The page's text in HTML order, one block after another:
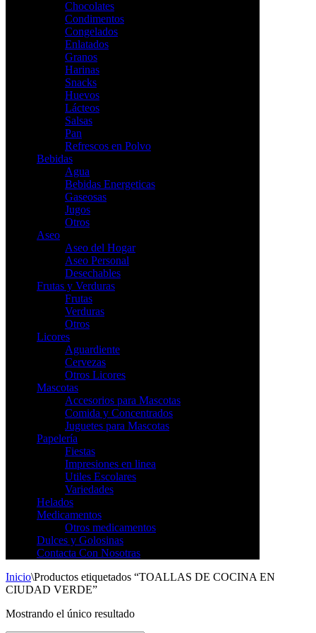
Chocolates
Condimentos
Congelados
Enlatados
Granos
Harinas
Snacks
Huevos
Lácteos
Salsas
Pan
Refrescos en Polvo
Bebidas
Agua
Bebidas Energeticas
Gaseosas
Jugos
Otros
Aseo
Aseo del Hogar
Aseo Personal
Desechables
Frutas y Verduras
Frutas
Verduras
Otros
Licores
Aguardiente
Cervezas
Otros Licores
Mascotas
Accesorios para Mascotas
Comida y Concentrados
Juguetes para Mascotas
Papelería
Fiestas
Impresiones en linea
Utiles Escolares
Variedades
Helados
Medicamentos
Otros medicamentos
Dulces y Golosinas
Contacta Con Nosotras
Inicio\Productos etiquetados “TOALLAS DE COCINA EN
CIUDAD VERDE”
Mostrando el único resultado